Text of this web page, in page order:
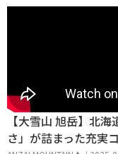
【大雪山 旭岳】北
さ」が詰まった充実